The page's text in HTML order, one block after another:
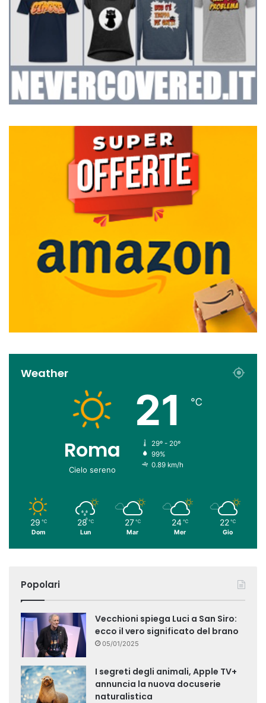
Weather
Roma
Cielo sereno
21 ℃
29º - 20º
99%
0.89 km/h
29 ℃
Dom
28 ℃
Lun
27 ℃
Mar
24 ℃
Mer
22 ℃
Gio
Popolari
Vecchioni spiega Luci a San Siro:
ecco il vero significato del brano
05/01/2025
I segreti degli animali, Apple TV+
annuncia la nuova docuserie
naturalistica